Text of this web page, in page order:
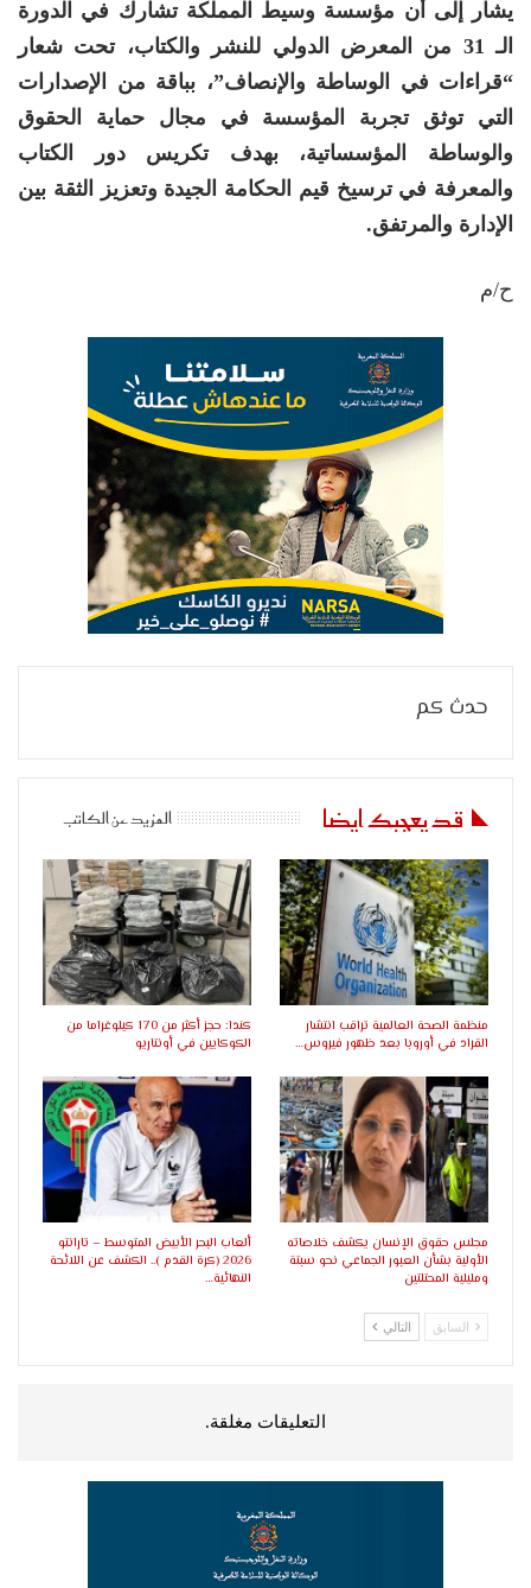
يشار إلى أن مؤسسة وسيط المملكة تشارك في الدورة
الـ 31 من المعرض الدولي للنشر والكتاب، تحت شعار
“قراءات في الوساطة والإنصاف”، بباقة من الإصدارات
التي توثق تجربة المؤسسة في مجال حماية الحقوق
والوساطة المؤسساتية، بهدف تكريس دور الكتاب
والمعرفة في ترسيخ قيم الحكامة الجيدة وتعزيز الثقة بين
الإدارة والمرتفق.
ح/م
حدث كم
قد يعجبك ايضا المزيد عن الكاتب
منظمة الصحة العالمية تراقب انتشار
القراد في أوروبا بعد ظهور فيروس…
كندا: حجز أكثر من 170 كيلوغراما من
الكوكايين في أونتاريو
مجلس حقوق الإنسان يكشف خلاصاته
الأولية بشأن العبور الجماعي نحو سبتة
ومليلية المحتلتين
ألعاب البحر الأبيض المتوسط – تارانتو
2026 (كرة القدم ).. الكشف عن اللائحة
النهائية…
السابق التالي
التعليقات مغلقة.